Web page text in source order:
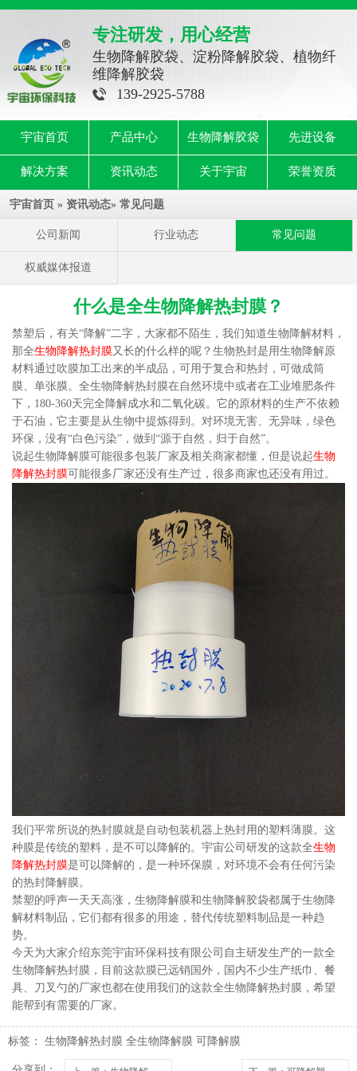
专注研发，用心经营
生物降解胶袋、淀粉降解胶袋、植物纤
维降解胶袋
139-2925-5788
宇宙首页 产品中心 生物降解胶袋 先进设备
解决方案 资讯动态 关于宇宙 荣誉资质
宇宙首页 » 资讯动态» 常见问题
公司新闻 行业动态 常见问题
权威媒体报道
什么是全生物降解热封膜？
禁塑后，有关“降解”二字，大家都不陌生，我们知道生物降解材料，
那全生物降解热封膜又长的什么样的呢？生物热封是用生物降解原
材料通过吹膜加工出来的半成品，可用于复合和热封，可做成筒
膜、单张膜。全生物降解热封膜在自然环境中或者在工业堆肥条件
下，180-360天完全降解成水和二氧化碳。它的原材料的生产不依赖
于石油，它主要是从生物中提炼得到。对环境无害、无异味，绿色
环保，没有“白色污染”，做到“源于自然，归于自然”。
说起生物降解膜可能很多包装厂家及相关商家都懂，但是说起生物
降解热封膜可能很多厂家还没有生产过，很多商家也还没有用过。
我们平常所说的热封膜就是自动包装机器上热封用的塑料薄膜。这
种膜是传统的塑料，是不可以降解的。宇宙公司研发的这款全生物
降解热封膜是可以降解的，是一种环保膜，对环境不会有任何污染
的热封降解膜。
禁塑的呼声一天天高涨，生物降解膜和生物降解胶袋都属于生物降
解材料制品，它们都有很多的用途，替代传统塑料制品是一种趋
势。
今天为大家介绍东莞宇宙环保科技有限公司自主研发生产的一款全
生物降解热封膜，目前这款膜已远销国外，国内不少生产纸巾、餐
具、刀叉勺的厂家也都在使用我们的这款全生物降解热封膜，希望
能帮到有需要的厂家。
标签： 生物降解热封膜 全生物降解膜 可降解膜